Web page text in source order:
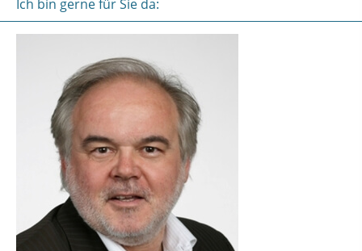
Ich bin gerne für Sie da: